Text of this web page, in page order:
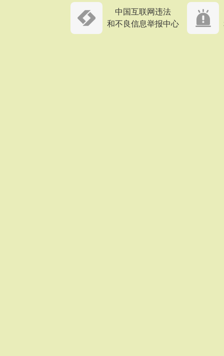
中国互联网违法
和不良信息举报中心